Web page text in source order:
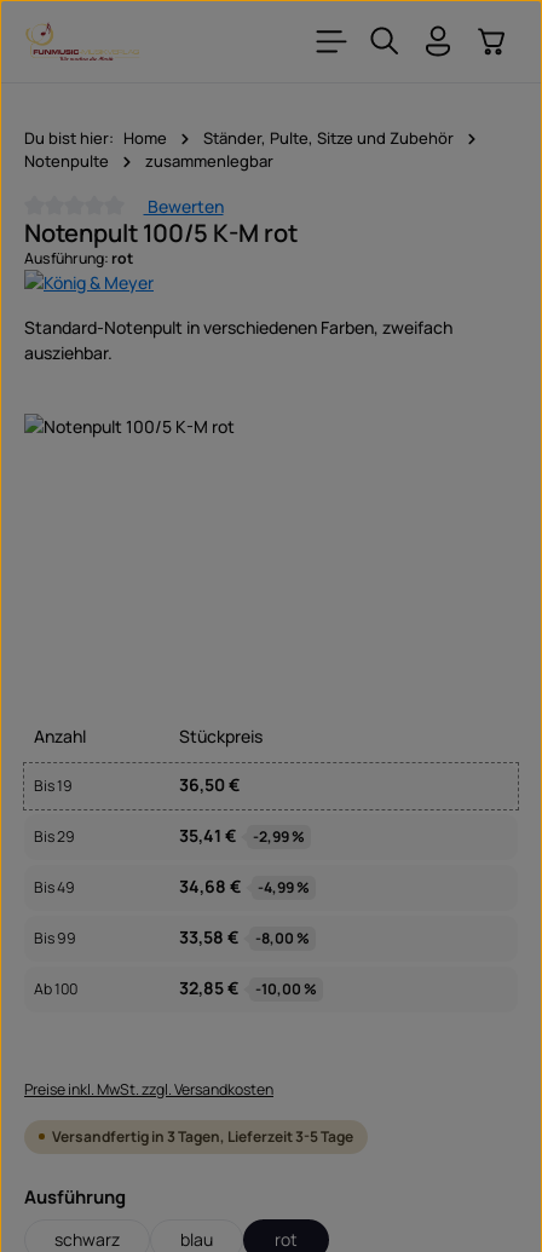
Zum Hauptinhalt springen
Du bist hier: Home
Ständer, Pulte, Sitze und Zubehör
Notenpulte
zusammenlegbar
Durchschnittliche Bewertung von 0 von 5 Sternen
Bewerten
Notenpult 100/5 K-M rot
Ausführung: rot
Standard-Notenpult in verschiedenen Farben, zweifach
ausziehbar.
Bildergalerie überspringen
Anzahl Stückpreis
Bis19 36,50 €
Bis29 35,41 € -2,99 %
Bis49 34,68 € -4,99 %
Bis99 33,58 € -8,00 %
Ab100 32,85 € -10,00 %
Preise inkl. MwSt. zzgl. Versandkosten
Versandfertig in 3 Tagen, Lieferzeit 3-5 Tage
Ausführung
schwarz blau rot